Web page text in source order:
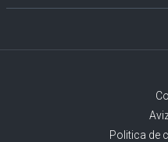
Politica de